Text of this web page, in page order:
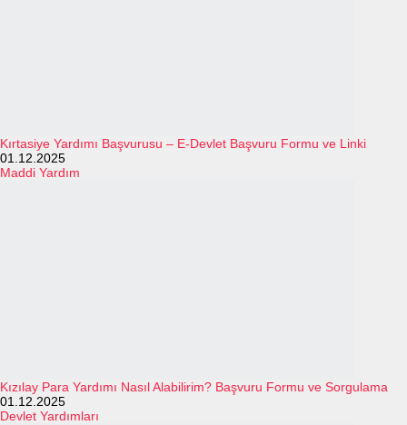
Kırtasiye Yardımı Başvurusu – E-Devlet Başvuru Formu ve Linki
01.12.2025
Maddi Yardım
Kızılay Para Yardımı Nasıl Alabilirim? Başvuru Formu ve Sorgulama
01.12.2025
Devlet Yardımları